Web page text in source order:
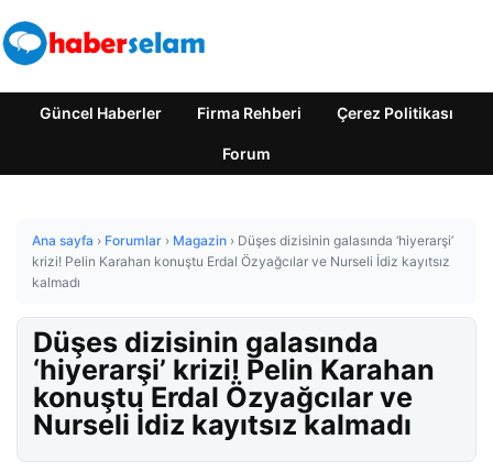
Güncel Haberler Firma Rehberi Çerez Politikası
Forum
Ana sayfa › Forumlar › Magazin › Düşes dizisinin galasında ‘hiyerarşi’
krizi! Pelin Karahan konuştu Erdal Özyağcılar ve Nurseli İdiz kayıtsız
kalmadı
Düşes dizisinin galasında
‘hiyerarşi’ krizi! Pelin Karahan
konuştu Erdal Özyağcılar ve
Nurseli İdiz kayıtsız kalmadı